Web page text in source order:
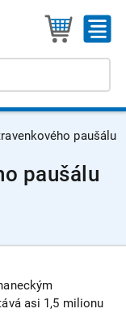
paušálu
paušálu
asi 1,5 milionu